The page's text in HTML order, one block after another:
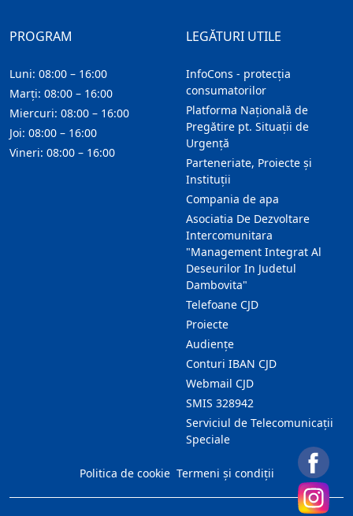
LEGĂTURI UTILE
InfoCons - protecția
consumatorilor
Platforma Națională de
Pregătire pt. Situații de
Urgență
Parteneriate, Proiecte și
Instituții
Compania de apa
Asociatia De Dezvoltare
Intercomunitara
"Management Integrat Al
Deseurilor In Judetul
Dambovita"
Telefoane CJD
Proiecte
Audienţe
Conturi IBAN CJD
Webmail CJD
SMIS 328942
Serviciul de Telecomunicații
Speciale
PROGRAM
Luni: 08:00 – 16:00
Marți: 08:00 – 16:00
Miercuri: 08:00 – 16:00
Joi: 08:00 – 16:00
Vineri: 08:00 – 16:00
Politica de cookie Termeni și condiții